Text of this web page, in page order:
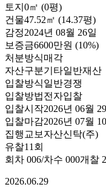
토지 0㎡ (0평)
건물47.52㎡ (14.37평)
감정2024년 08월 26일
보증금6600만원 (10%)
처분방식매각
자산구분기타일반재산
입찰방식일반경쟁
입찰방법전자입찰
입찰시작2026년 06월
입찰마감2026년 07월
집행 교보자산신탁(주)
유찰11회
회차 006/차수 000개찰
2026.06.29